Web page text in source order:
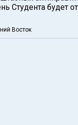
Студента будет
Восток